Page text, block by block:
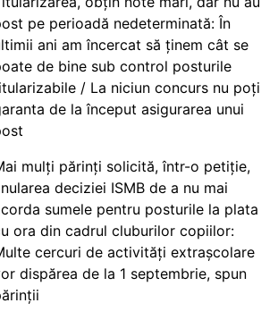
pe perioadă nedeterminată: În
ani am încercat să ținem cât se
de bine sub control posturile
/ La niciun concurs nu poți
de la început asigurarea unui
mulți părinți solicită, într-o petiție,
deciziei ISMB de a nu mai
sumele pentru posturile la plata
ora din cadrul cluburilor copiilor:
cercuri de activități extrașcolare
dispărea de la 1 septembrie, spun